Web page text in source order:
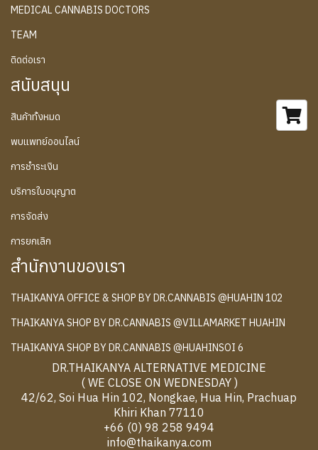
MEDICAL CANNABIS DOCTORS
TEAM
ติดต่อเรา
สนับสนุน
สินค้าทั้งหมด
พบแพทย์ออนไลน์
การชำระเงิน
บริการใบอนุญาต
การจัดส่ง
การยกเลิก
สำนักงานของเรา
THAIKANYA OFFICE & SHOP BY DR.CANNABIS @HUAHIN 102
THAIKANYA SHOP BY DR.CANNABIS @VILLAMARKET HUAHIN
THAIKANYA SHOP BY DR.CANNABIS @HUAHINSOI 6
DR.THAIKANYA ALTERNATIVE MEDICINE
( WE CLOSE ON WEDNESDAY )
42/62, Soi Hua Hin 102, Nongkae, Hua Hin, Prachuap
Khiri Khan 77110
+66 (0) 98 258 9494
info@thaikanya.com